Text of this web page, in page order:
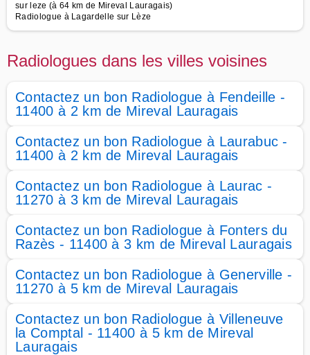
sur leze (à 64 km de Mireval Lauragais)
Radiologue à Lagardelle sur Lèze
Radiologues dans les villes voisines
Contactez un bon Radiologue à Fendeille -
11400 à 2 km de Mireval Lauragais
Contactez un bon Radiologue à Laurabuc -
11400 à 2 km de Mireval Lauragais
Contactez un bon Radiologue à Laurac -
11270 à 3 km de Mireval Lauragais
Contactez un bon Radiologue à Fonters du
Razès - 11400 à 3 km de Mireval Lauragais
Contactez un bon Radiologue à Generville -
11270 à 5 km de Mireval Lauragais
Contactez un bon Radiologue à Villeneuve
la Comptal - 11400 à 5 km de Mireval
Lauragais